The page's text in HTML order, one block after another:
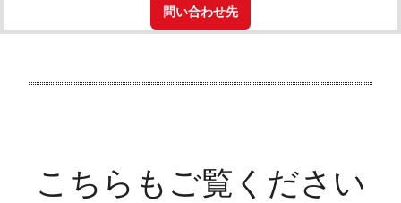
問い合わせ先
こちらもご覧ください